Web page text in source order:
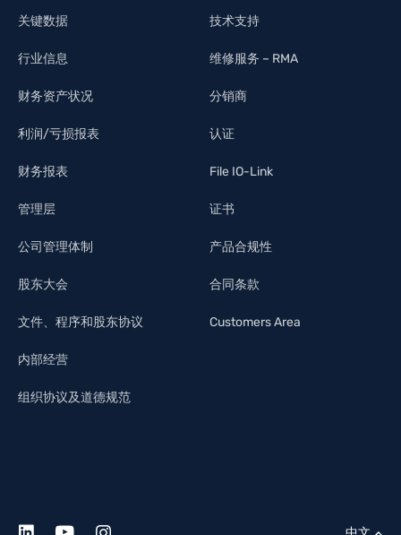
关键数据
行业信息
财务资产状况
利润/亏损报表
财务报表
管理层
公司管理体制
股东大会
文件、程序和股东协议
内部经营
组织协议及道德规范
技术支持
维修服务 – RMA
分销商
认证
File IO-Link
证书
产品合规性
合同条款
Customers Area